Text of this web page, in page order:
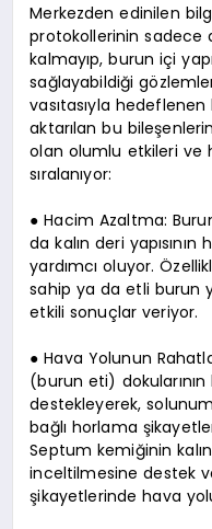
Merkezden edinilen
protokollerinin sadece
kalmayıp, burun içi
sağlayabildiği
vasıtasıyla
aktarılan bu
olan olumlu etkileri ve
sıralanıyor:
● Hacim Azaltma:
da kalın deri
yardımcı oluyor.
sahip ya da etli burun
etkili sonuçlar veriyor.
● Hava Yolunun
(burun eti)
destekleyerek,
bağlı horlama
Septum kemiğinin
inceltilmesine destek
şikayetlerinde hava